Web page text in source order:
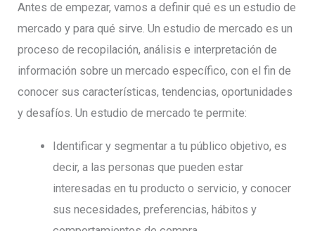
Antes de empezar, vamos a definir qué es un estudio de
mercado y para qué sirve. Un estudio de mercado es un
proceso de recopilación, análisis e interpretación de
información sobre un mercado específico, con el fin de
conocer sus características, tendencias, oportunidades
y desafíos. Un estudio de mercado te permite:
Identificar y segmentar a tu público objetivo, es
decir, a las personas que pueden estar
interesadas en tu producto o servicio, y conocer
sus necesidades, preferencias, hábitos y